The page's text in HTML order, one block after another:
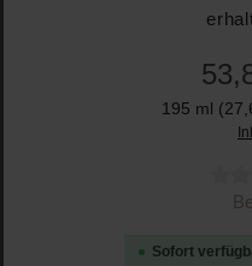
195 ml
Durchschnittliche
Sofort